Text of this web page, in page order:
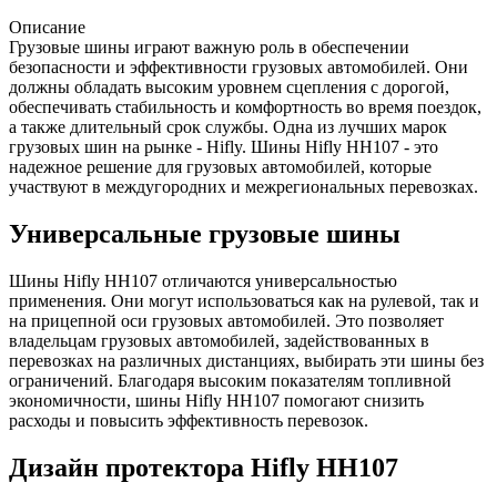
Описание
Грузовые шины играют важную роль в обеспечении
безопасности и эффективности грузовых автомобилей. Они
должны обладать высоким уровнем сцепления с дорогой,
обеспечивать стабильность и комфортность во время поездок,
а также длительный срок службы. Одна из лучших марок
грузовых шин на рынке - Hifly. Шины Hifly HH107 - это
надежное решение для грузовых автомобилей, которые
участвуют в междугородних и межрегиональных перевозках.
Универсальные грузовые шины
Шины Hifly HH107 отличаются универсальностью
применения. Они могут использоваться как на рулевой, так и
на прицепной оси грузовых автомобилей. Это позволяет
владельцам грузовых автомобилей, задействованных в
перевозках на различных дистанциях, выбирать эти шины без
ограничений. Благодаря высоким показателям топливной
экономичности, шины Hifly HH107 помогают снизить
расходы и повысить эффективность перевозок.
Дизайн протектора Hifly HH107